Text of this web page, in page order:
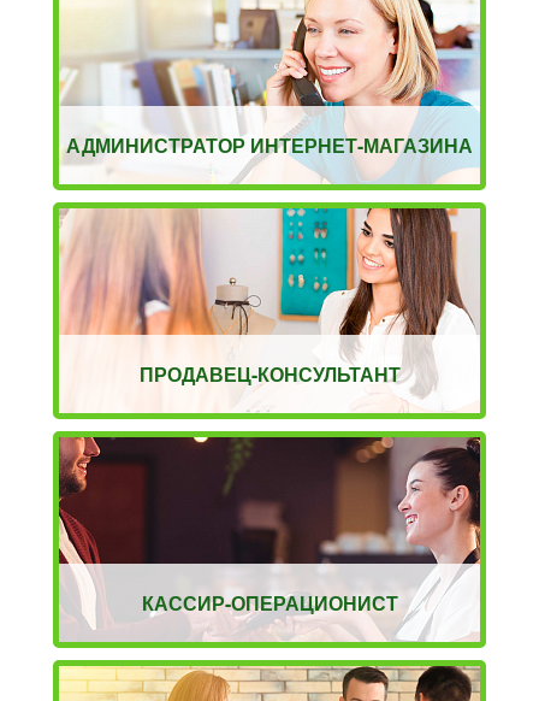
АДМИНИСТРАТОР ИНТЕРНЕТ-МАГАЗИНА
ПРОДАВЕЦ-КОНСУЛЬТАНТ
КАССИР-ОПЕРАЦИОНИСТ